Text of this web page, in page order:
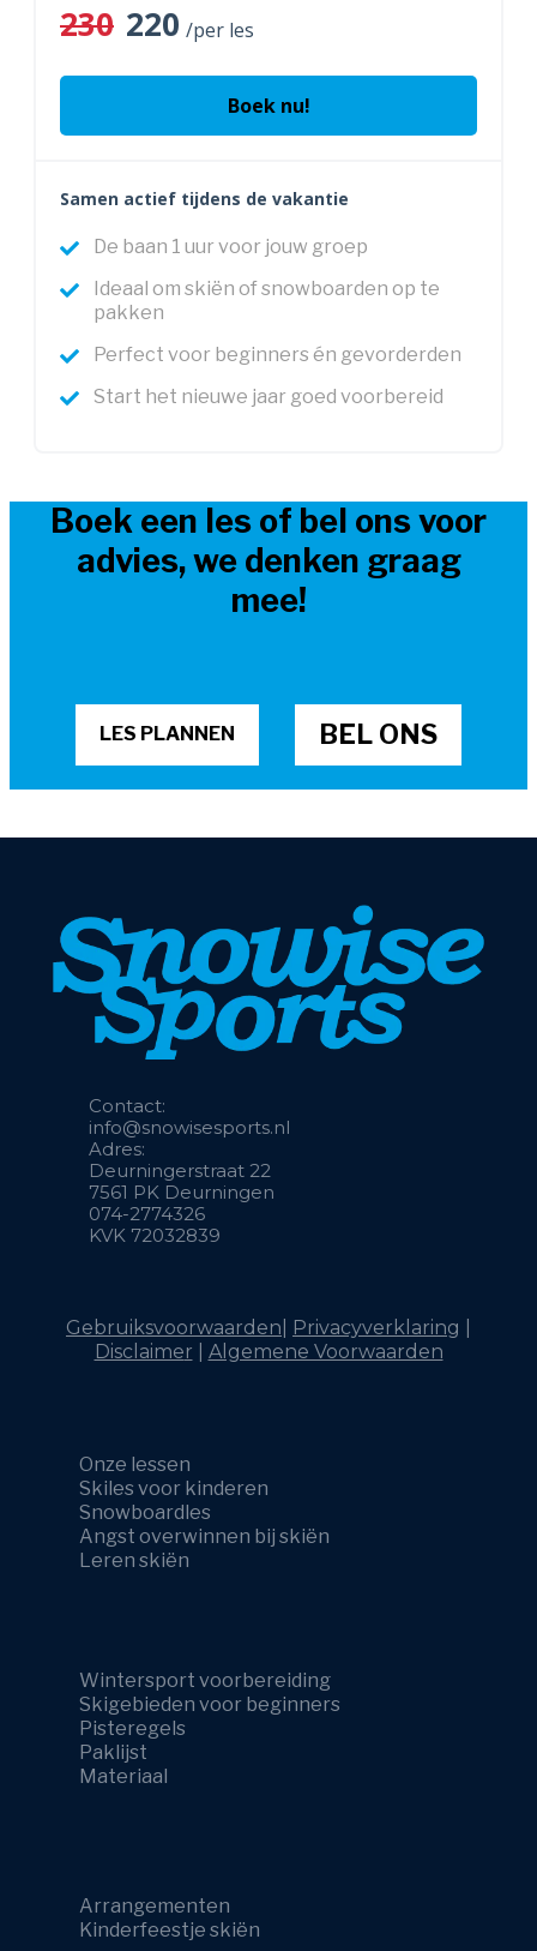
230 220 /per les
Boek nu!
Samen actief tijdens de vakantie
De baan 1 uur voor jouw groep
Ideaal om skiën of snowboarden op te
pakken
Perfect voor beginners én gevorderden
Start het nieuwe jaar goed voorbereid
Boek een les of bel ons voor
advies, we denken graag
mee!
LES PLANNEN BEL ONS
Contact:
info@snowisesports.nl
Adres:
Deurningerstraat 22
7561 PK Deurningen
074-2774326
KVK 72032839
Gebruiksvoorwaarden Privacyverklaring
Disclaimer Algemene Voorwaarden
Onze lessen
Skiles voor kinderen
Snowboardles
Angst overwinnen bij skiën
Leren skiën
Wintersport voorbereiding
Skigebieden voor beginners
Pisteregels
Paklijst
Materiaal
Arrangementen
Kinderfeestje skiën